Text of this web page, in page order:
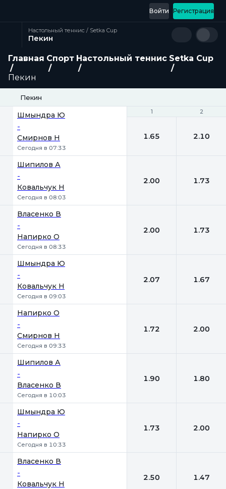
Регистрация
Войти
Настольный теннис / Setka Cup
Пекин
Главная Спорт Настольный теннис Setka Cup
Пекин
Пекин
1 2
Шмындра Ю
-
Смирнов Н
Сегодня в 07:33
1 2
1.65 2.10
Шипилов А
-
Ковальчук Н
Сегодня в 08:03
2.00 1.73
Власенко В
-
Напирко О
Сегодня в 08:33
2.00 1.73
Шмындра Ю
-
Ковальчук Н
Сегодня в 09:03
2.07 1.67
Напирко О
-
Смирнов Н
Сегодня в 09:33
1.72 2.00
Шипилов А
-
Власенко В
Сегодня в 10:03
1.90 1.80
Шмындра Ю
-
Напирко О
Сегодня в 10:33
1.73 2.00
Власенко В
-
Ковальчук Н
2.50 1.47